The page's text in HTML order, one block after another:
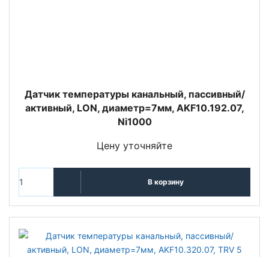
Датчик температуры канальный, пассивный/
активный, LON, диаметр=7мм, AKF10.192.07,
Ni1000
Цену уточняйте
В корзину